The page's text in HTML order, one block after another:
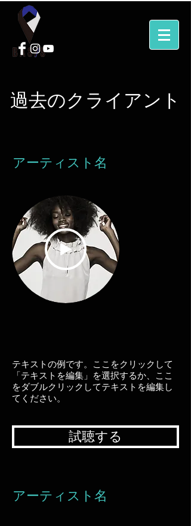
過去のクライアント
アーティスト名
テキストの例です。ここをクリックして
「テキストを編集」を選択するか、ここ
をダブルクリックしてテキストを編集し
てください。
試聴する
アーティスト名